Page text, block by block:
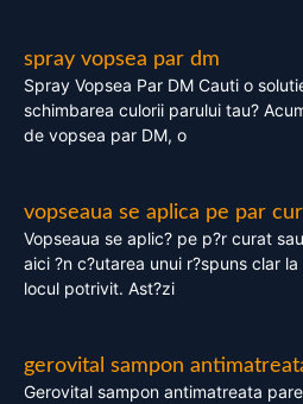
spray vopsea par dm
Spray Vopsea Par DM Cauti o
schimbarea culorii parului tau?
de vopsea par DM, o
vopseaua se aplica pe par
Vopseaua se aplic? pe p?r curat
aici ?n c?utarea unui r?spuns clar
locul potrivit. Ast?zi
gerovital sampon
Gerovital sampon antimatreata